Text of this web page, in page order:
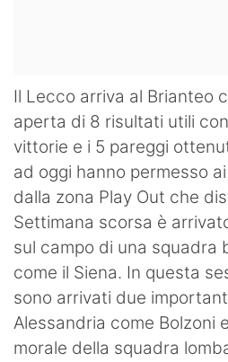
Il Lecco arriva al Brianteo
aperta di 8 risultati utili
vittorie e i 5 pareggi
ad oggi hanno permesso
dalla zona Play Out che
Settimana scorsa è
sul campo di una squadra
come il Siena. In questa
sono arrivati due
Alessandria come Bolzoni
morale della squadra